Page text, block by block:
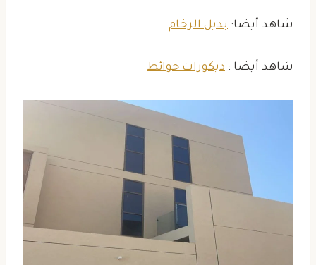
شاهد أيضا: بديل الرخام
شاهد أيضا : ديكورات حوائط